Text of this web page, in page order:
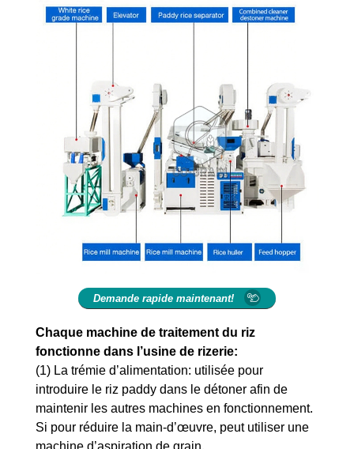
Demande rapide maintenant!
Chaque machine de traitement du riz
fonctionne dans l’usine de rizerie:
(1) La trémie d’alimentation: utilisée pour
introduire le riz paddy dans le détoner afin de
maintenir les autres machines en fonctionnement.
Si pour réduire la main-d’œuvre, peut utiliser une